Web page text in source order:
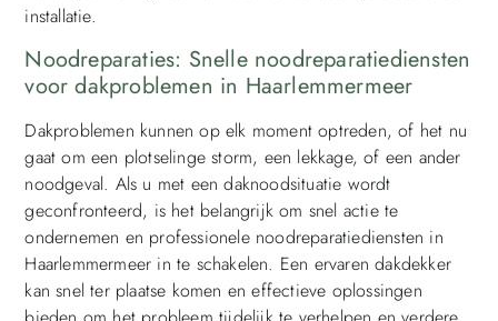
installatie.
Noodreparaties: Snelle noodreparatiediensten
voor dakproblemen in Haarlemmermeer
Dakproblemen kunnen op elk moment optreden, of het nu
gaat om een plotselinge storm, een lekkage, of een ander
noodgeval. Als u met een daknoodsituatie wordt
geconfronteerd, is het belangrijk om snel actie te
ondernemen en professionele noodreparatiediensten in
Haarlemmermeer in te schakelen. Een ervaren dakdekker
kan snel ter plaatse komen en effectieve oplossingen